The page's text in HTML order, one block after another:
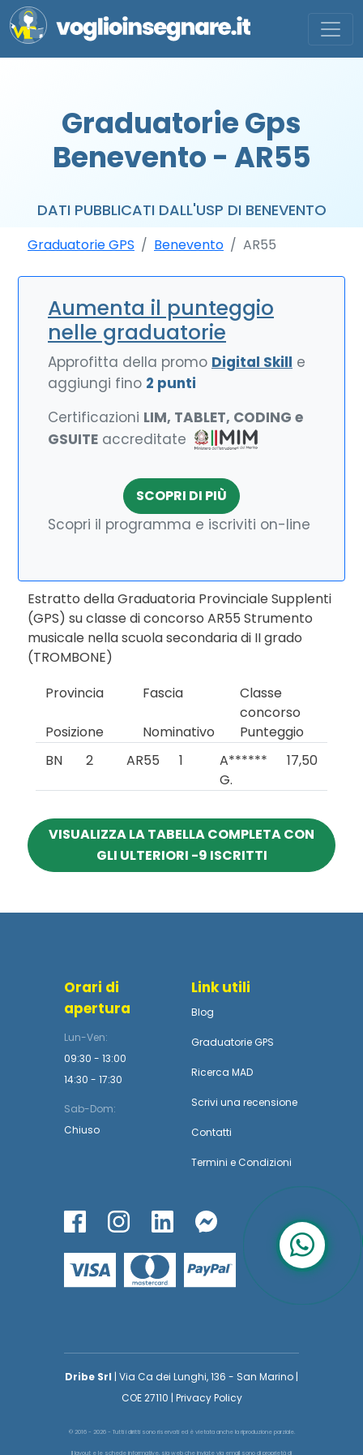
Graduatorie Gps
Benevento - AR55
DATI PUBBLICATI DALL'USP DI BENEVENTO
Graduatorie GPS Benevento AR55
Aumenta il punteggio
nelle graduatorie
Approfitta della promo Digital Skill e
aggiungi fino 2 punti
Certificazioni LIM, TABLET, CODING e
GSUITE accreditate
SCOPRI DI PIÙ
Scopri il programma e iscriviti on-line
Estratto della Graduatoria Provinciale Supplenti
(GPS) su classe di concorso AR55 Strumento
musicale nella scuola secondaria di II grado
(TROMBONE)
Provincia
Fascia
Classe
concorso
Posizione
Nominativo
Punteggio
BN
2 AR55 1
A******
G.
17,50
VISUALIZZA LA TABELLA COMPLETA CON
GLI ULTERIORI -9 ISCRITTI
Orari di
apertura
Lun-Ven:
09:30 - 13:00
14:30 - 17:30
Sab-Dom:
Chiuso
Link utili
Blog
Graduatorie GPS
Ricerca MAD
Scrivi una recensione
Contatti
Termini e Condizioni
Dribe Srl | Via Ca dei Lunghi, 136 - San Marino |
COE 27110 | Privacy Policy
© 2016 - 2026 - Tutti i diritti sono riservati ed è vietata anche la riproduzione parziale.
Il layout e le schede informative, sia web che inviate via email sono di proprietà di